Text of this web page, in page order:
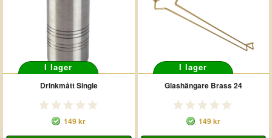
I lager
Drinkmått Single
149 kr
I lager
Glashängare Brass 24
149 kr